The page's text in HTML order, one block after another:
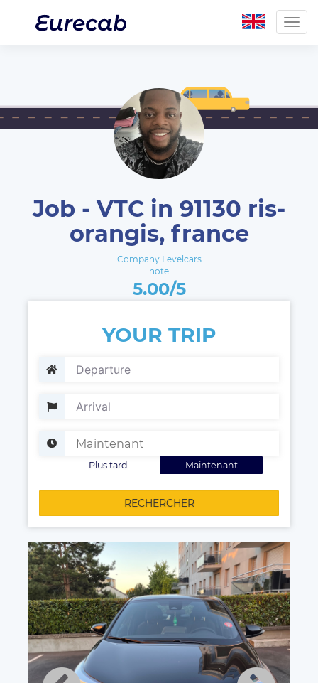
Job - VTC in 91130 ris-
orangis, france
Company Levelcars
note
5.00/5
YOUR TRIP
Maintenant
Plus tard
RECHERCHER